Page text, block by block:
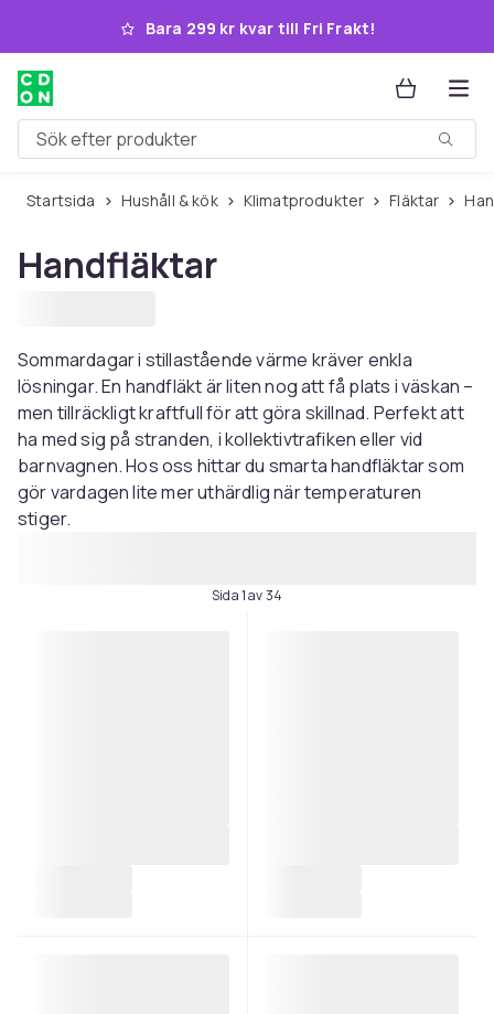
Hoppa till huvudinnehållet
Bara 299 kr kvar till Fri Frakt!
Sök efter produkter
Startsida Hushåll & kök Klimatprodukter Fläktar
Handfläktar
Sommardagar i stillastående värme kräver enkla
lösningar. En handfläkt är liten nog att få plats i väskan –
men tillräckligt kraftfull för att göra skillnad. Perfekt att
ha med sig på stranden, i kollektivtrafiken eller vid
barnvagnen. Hos oss hittar du smarta handfläktar som
gör vardagen lite mer uthärdlig när temperaturen
stiger.
Sida 1 av 34